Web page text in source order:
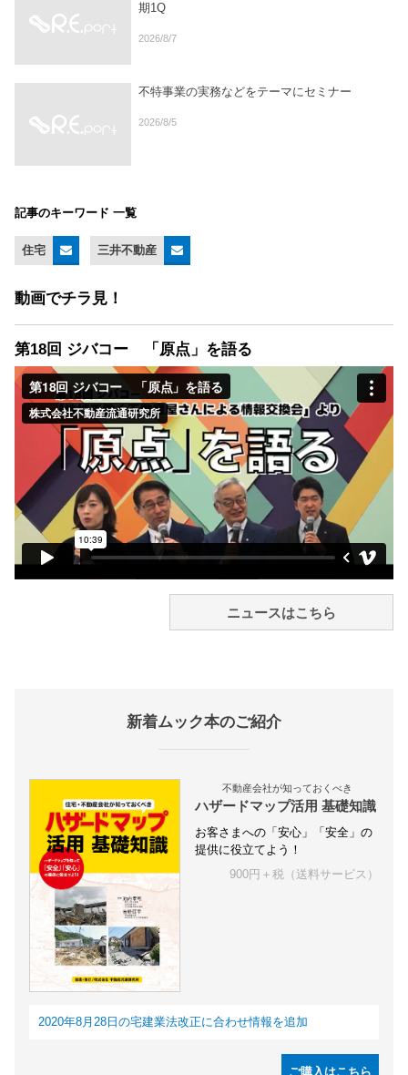
期1Q
2026/8/7
不特事業の実務などをテーマにセミナー
2026/8/5
記事のキーワード 一覧
住宅 三井不動産
動画でチラ見！
第18回 ジバコー 「原点」を語る
ニュースはこちら
新着ムック本のご紹介
不動産会社が知っておくべき
ハザードマップ活用 基礎知識
お客さまへの「安心」「安全」の
提供に役立てよう！
900円＋税（送料サービス）
2020年8月28日の宅建業法改正に合わせ情報を追加
ご購入はこちら